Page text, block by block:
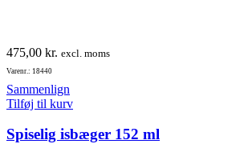
475,00 kr. excl. moms
Varenr.: 18440
Sammenlign
Tilføj til kurv
Spiselig isbæger 152 ml